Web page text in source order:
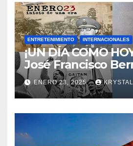
ENTRETENIMIENTO INTERNACIONALES
¡UN DÍA COMO
José Francisco
Nace Jorge Eliecer
Derrocamiento de
Pérez Jiménez ||
Alfonso
Aprueban la
Zulia || #23ENE
ENERO 23, 2025